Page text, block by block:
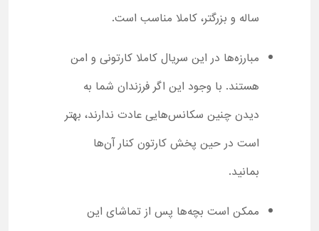
ساله و بزرگتر، کاملا مناسب است.
مبارزه‌ها در این سریال کاملا کارتونی و امن
هستند. با وجود این اگر فرزندان شما به
دیدن چنین سکانس‌هایی عادت ندارند، بهتر
است در حین پخش کارتون کنار آن‌ها
بمانید.
ممکن است بچه‌ها پس از تماشای این